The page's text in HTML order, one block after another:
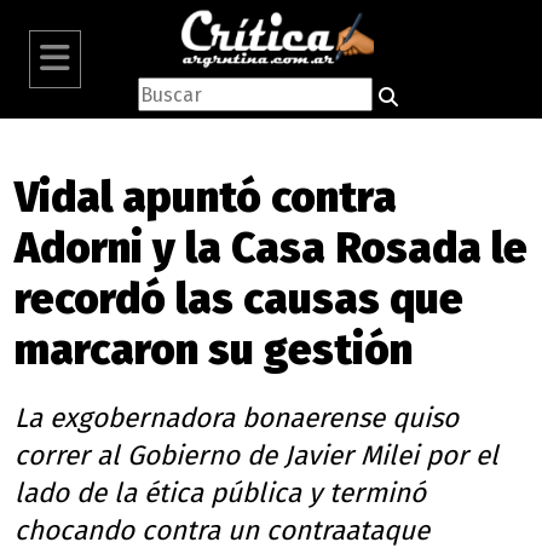
Vidal apuntó contra
Adorni y la Casa Rosada le
recordó las causas que
marcaron su gestión
La exgobernadora bonaerense quiso
correr al Gobierno de Javier Milei por el
lado de la ética pública y terminó
chocando contra un contraataque